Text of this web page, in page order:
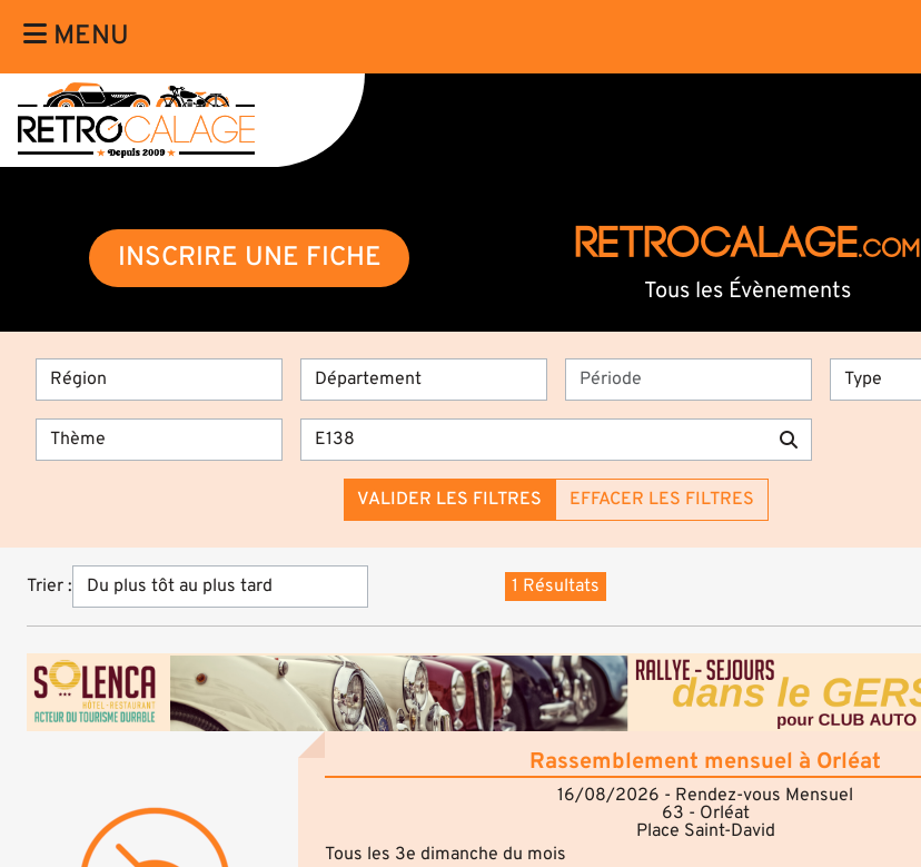
MENU
INSCRIRE UNE FICHE RETROCALAGE.com
Tous les Évènements
VALIDER LES FILTRES EFFACER LES FILTRES
Trier : 1 Résultats
Rassemblement mensuel à Orléat
16/08/2026 - Rendez-vous Mensuel
63 - Orléat
Place Saint-David
Tous les 3e dimanche du mois